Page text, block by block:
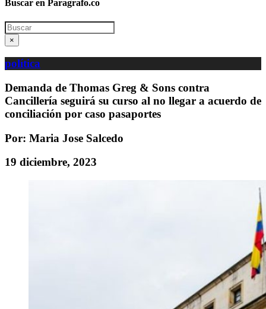
Buscar en Paragrafo.co
Search
×
política
Demanda de Thomas Greg & Sons contra
Cancillería seguirá su curso al no llegar a acuerdo de
conciliación por caso pasaportes
Por: Maria Jose Salcedo
19 diciembre, 2023